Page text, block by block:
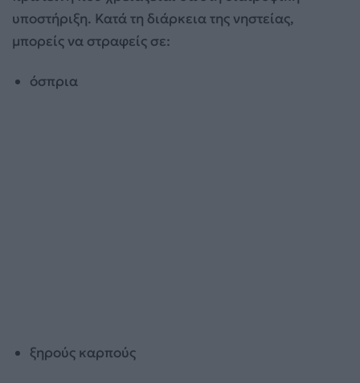
υποστήριξη. Κατά τη διάρκεια της νηστείας,
μπορείς να στραφείς σε:
όσπρια
ξηρούς καρπούς